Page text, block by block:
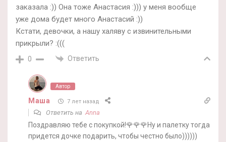
заказала :)) Она тоже Анастасия :))) у меня вообще
уже дома будет много Анастасий :))
Кстати, девочки, а нашу халяву с извинительными
прикрыли? :(((
0 Ответить
Автор
Маша 7 лет назад
Ответить наAnna
Поздравляю тебе с покупкой!🌹🌹🌹Ну и палетку тогда
придется дочке подарить, чтобы честно было))))))